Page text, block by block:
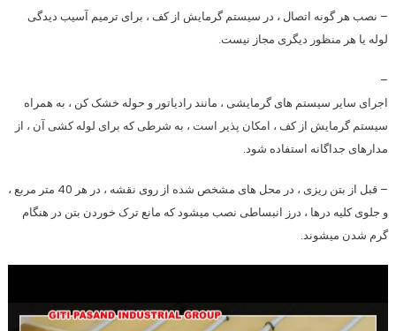
– نصب هر گونه اتصال ، در سیستم گرمایش از کف ، برای ترمیم آسیب دیدگی
لوله یا هر منظور دیگری مجاز نیست.
–
اجرای سایر سیستم های گرمایشی ، مانند رادیاتور و حوله خشک کن ، به همراه
سیستم گرمایش از کف ، امکان پذیر است ، به شرطی که برای لوله کشی آن ، از
مدارهای جداگانه استفاده شود.
– قبل از بتن ریزی ، در محل های مشخص شده از روی نقشه ، در هر 40 متر مربع ،
و جلوی کلیه درها ، درز انبساطی نصب میشود که مانع ترک خوردن بتن در هنگام
گرم شدن میشوند.